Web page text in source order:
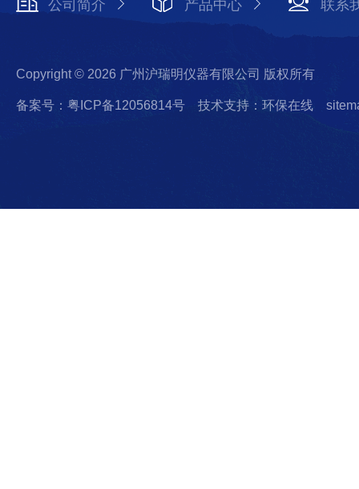
公司简介 产品中心 联系
Copyright © 2026 广州沪瑞明仪器有限公司 版权所有
备案号：粤ICP备12056814号 技术支持：环保在线